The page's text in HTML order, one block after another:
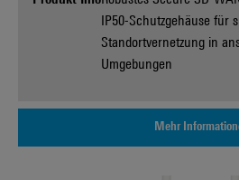
IP50-Schutzgehäuse für
Standortvernetzung in
Umgebungen
Mehr